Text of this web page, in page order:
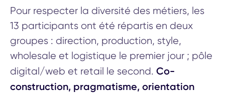
Pour respecter la diversité des métiers, les
13 participants ont été répartis en deux
groupes : direction, production, style,
wholesale et logistique le premier jour ; pôle
digital/web et retail le second. Co-
construction, pragmatisme, orientation